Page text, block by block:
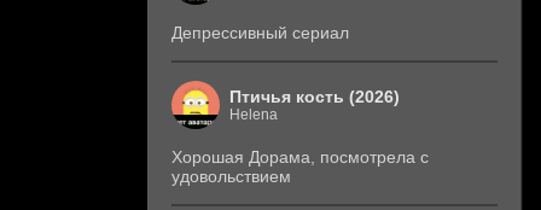
Депрессивный сериал
Птичья кость (2026)
Helena
Хорошая Дорама, посмотрела с
удовольствием